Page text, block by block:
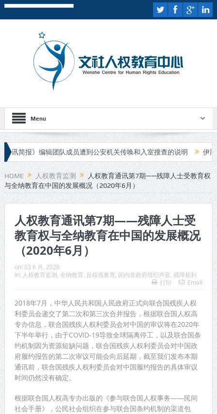
Menu
报》编辑团队成员遭到公安机关传唤和入室搜查的说明 伊斯兰国
庭审
HOME 人权教育监测
人权教育通讯第7期——残障人士受教育权
与全纳教育在中国的发展概况（2020年6月）
人权教育通讯第7期——残障人士受
教育权与全纳教育在中国的发展概况
（2020年6月）
on: 03 6 月, 2020
In: 人权教育监测 全纳教育 反歧视教育 国内非政府组织声音 残障权利
打印
Email
2018年7月，中华人民共和国人民政府正式向联合国残疾人权
利委员会递交了第二次和第三次合并报告，根据联合国人权高
专办信息，联合国残疾人权利委员会对中国的审议将在2020年
下半年举行，由于COVID-19导致全球隔离停工，以及联合国条
约机制因为资源短缺问题，联合国残疾人权利委员会对中国政
府履约报告的第二次审议可能会向后延期，截至我们发布本期
通讯前，联合国残疾人权利委员会对中国履约报告的具体审议
时间仍然没有确定。
根据联合国人权高专办出版的《参与联合国人权事务——民间
社会手册》，公民社会组织在参与联合国条约机制的渠道包